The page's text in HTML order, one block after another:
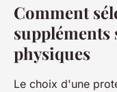
Comment
suppléments
physiques
Le choix d'une